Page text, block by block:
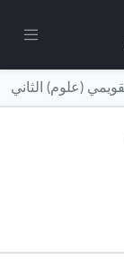
(علوم) الثاني